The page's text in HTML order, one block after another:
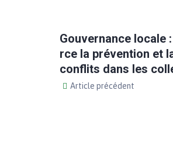
Gouvernance locale
rce la prévention et
conflits dans les
Article précédent